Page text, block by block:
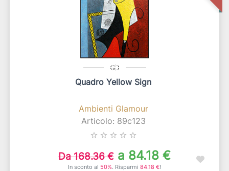
Quadro Yellow Sign
Ambienti Glamour
Articolo: 89c123
star_border star_border star_border star_border star_border
Da 168.36 € a 84.18 €
In sconto al 50%. Risparmi 84.18 €!